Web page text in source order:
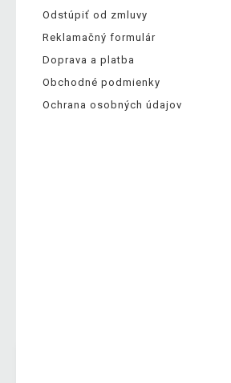
Odstúpiť od zmluvy
Reklamačný formulár
Doprava a platba
Obchodné podmienky
Ochrana osobných údajov